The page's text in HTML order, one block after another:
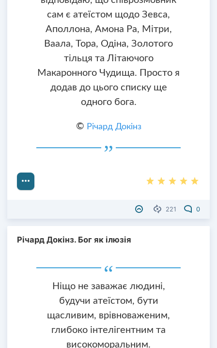
сам є атеїстом щодо Зевса,
Аполлона, Амона Ра, Мітри,
Ваала, Тора, Одіна, Золотого
тільця та Літаючого
Макаронного Чудища. Просто я
додав до цього списку ще
одного бога.
© Річард Докінз
221 0
Річард Докінз. Бог як ілюзія
Ніщо не заважає людині,
будучи атеїстом, бути
щасливим, врівноваженим,
глибоко інтелігентним та
високоморальним.